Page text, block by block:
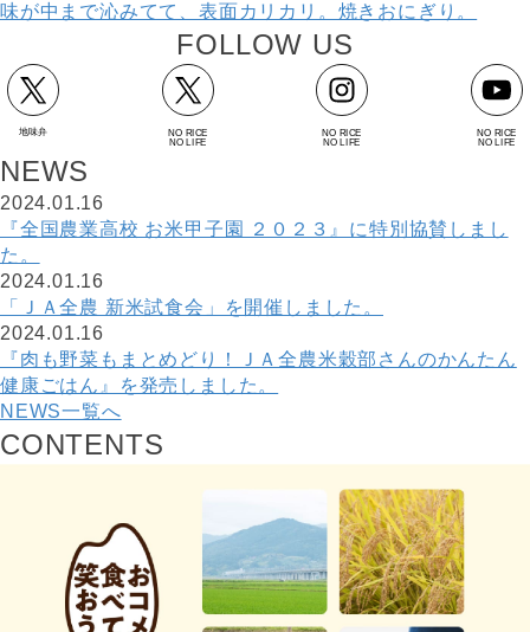
味が中まで沁みてて、表面カリカリ。焼きおにぎり。
FOLLOW US
地味弁
NO RICE
NO LIFE
NO RICE
NO LIFE
NO RICE
NO LIFE
NEWS
2024.01.16
『全国農業高校 お米甲子園 ２０２３』に特別協賛しまし
た。
2024.01.16
「ＪＡ全農 新米試食会」を開催しました。
2024.01.16
『肉も野菜もまとめどり！ＪＡ全農米穀部さんのかんたん
健康ごはん』を発売しました。
NEWS一覧へ
CONTENTS